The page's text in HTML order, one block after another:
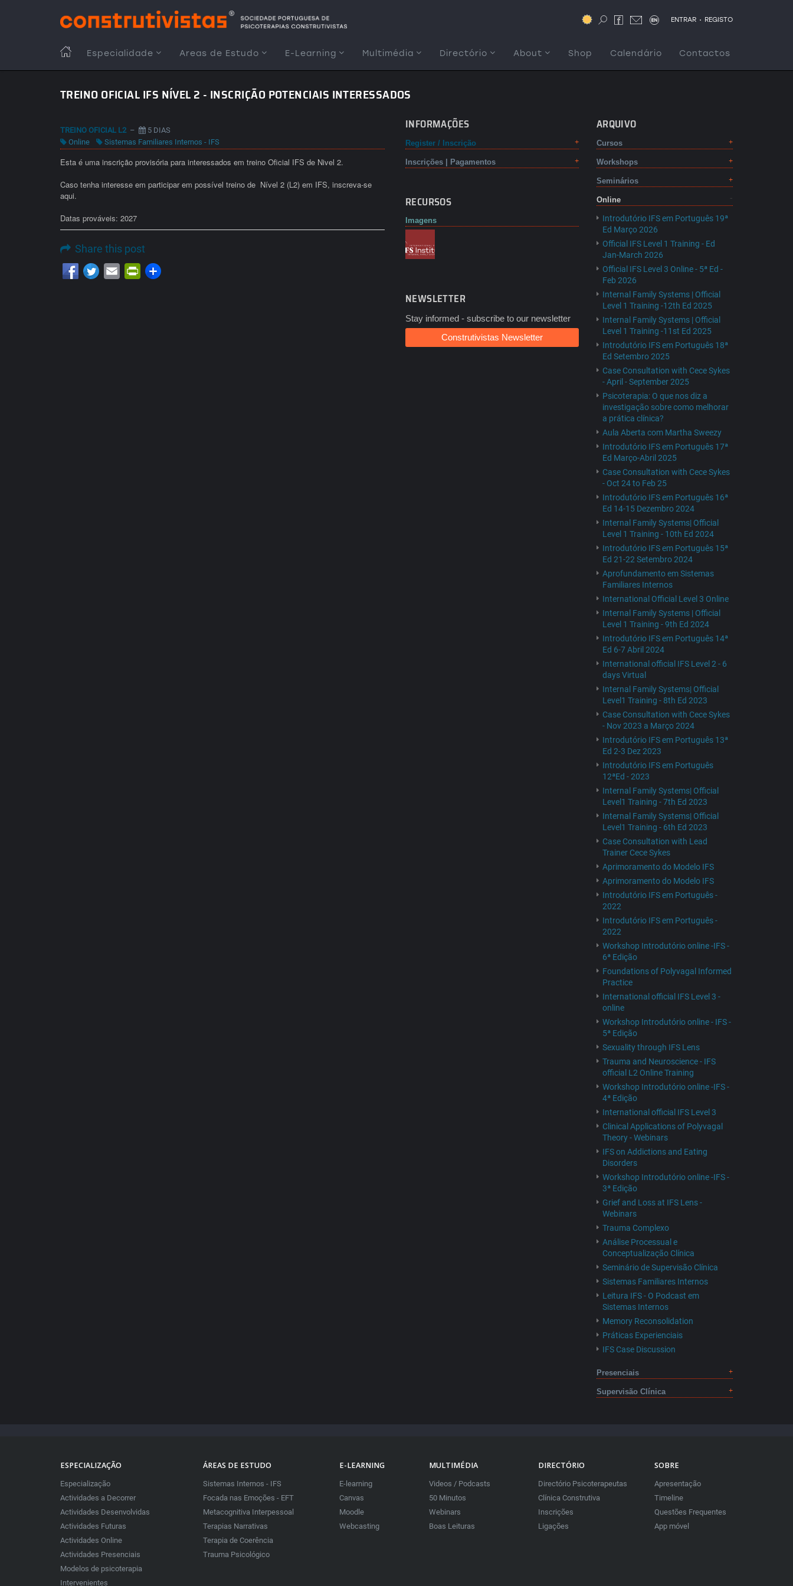
ENTRAR . REGISTO
MAIN
NAVIGATION
Especialidade Areas de Estudo E-Learning Multimédia Directório About Shop Calendário Contactos
TREINO OFICIAL IFS NÍVEL 2 - INSCRIÇÃO POTENCIAIS INTERESSADOS
TREINO OFICIAL L2 –
5 DIAS
Online
Sistemas Familiares Internos - IFS
Esta é uma inscrição provisória para interessados em treino Oficial IFS de Nivel 2.
Caso tenha interesse em participar em possível treino de Nível 2 (L2) em IFS, inscreva-se
aqui.
Datas prováveis: 2027
Share this post
Email PrintFriendly
INFORMAÇÕES
Register / Inscrição
Inscrições | Pagamentos
RECURSOS
Imagens
NEWSLETTER
Stay informed - subscribe to our newsletter
Construtivistas Newsletter
ARQUIVO
Cursos
Workshops
Seminários
Online
Introdutório IFS em Português 19ª
Ed Março 2026
Official IFS Level 1 Training - Ed
Jan-March 2026
Official IFS Level 3 Online - 5ª Ed -
Feb 2026
Internal Family Systems | Official
Level 1 Training -12th Ed 2025
Internal Family Systems | Official
Level 1 Training -11st Ed 2025
Introdutório IFS em Português 18ª
Ed Setembro 2025
Case Consultation with Cece Sykes
- April - September 2025
Psicoterapia: O que nos diz a
investigação sobre como melhorar
a prática clínica?
Aula Aberta com Martha Sweezy
Introdutório IFS em Português 17ª
Ed Março-Abril 2025
Case Consultation with Cece Sykes
- Oct 24 to Feb 25
Introdutório IFS em Português 16ª
Ed 14-15 Dezembro 2024
Internal Family Systems| Official
Level 1 Training - 10th Ed 2024
Introdutório IFS em Português 15ª
Ed 21-22 Setembro 2024
Aprofundamento em Sistemas
Familiares Internos
International Official Level 3 Online
Internal Family Systems | Official
Level 1 Training - 9th Ed 2024
Introdutório IFS em Português 14ª
Ed 6-7 Abril 2024
International official IFS Level 2 - 6
days Virtual
Internal Family Systems| Official
Level1 Training - 8th Ed 2023
Case Consultation with Cece Sykes
- Nov 2023 a Março 2024
Introdutório IFS em Português 13ª
Ed 2-3 Dez 2023
Introdutório IFS em Português
12ªEd - 2023
Internal Family Systems| Official
Level1 Training - 7th Ed 2023
Internal Family Systems| Official
Level1 Training - 6th Ed 2023
Case Consultation with Lead
Trainer Cece Sykes
Aprimoramento do Modelo IFS
Aprimoramento do Modelo IFS
Introdutório IFS em Português -
2022
Introdutório IFS em Português -
2022
Workshop Introdutório online -IFS -
6ª Edição
Foundations of Polyvagal Informed
Practice
International official IFS Level 3 -
online
Workshop Introdutório online - IFS -
5ª Edição
Sexuality through IFS Lens
Trauma and Neuroscience - IFS
official L2 Online Training
Workshop Introdutório online -IFS -
4ª Edição
International official IFS Level 3
Clinical Applications of Polyvagal
Theory - Webinars
IFS on Addictions and Eating
Disorders
Workshop Introdutório online -IFS -
3ª Edição
Grief and Loss at IFS Lens -
Webinars
Trauma Complexo
Análise Processual e
Conceptualização Clínica
Seminário de Supervisão Clínica
Sistemas Familiares Internos
Leitura IFS - O Podcast em
Sistemas Internos
Memory Reconsolidation
Práticas Experienciais
IFS Case Discussion
Presenciais
Supervisão Clínica
ESPECIALIZAÇÃO
Especialização
Actividades a Decorrer
Actividades Desenvolvidas
Actividades Futuras
Actividades Online
Actividades Presenciais
Modelos de psicoterapia
Intervenientes
ÁREAS DE ESTUDO
Sistemas Internos - IFS
Focada nas Emoções - EFT
Metacognitiva Interpessoal
Terapias Narrativas
Terapia de Coerência
Trauma Psicológico
E-LEARNING
E-learning
Canvas
Moodle
Webcasting
MULTIMÉDIA
Videos / Podcasts
50 Minutos
Webinars
Boas Leituras
DIRECTÓRIO
Directório Psicoterapeutas
Clínica Construtiva
Inscrições
Ligações
SOBRE
Apresentação
Timeline
Questões Frequentes
App móvel